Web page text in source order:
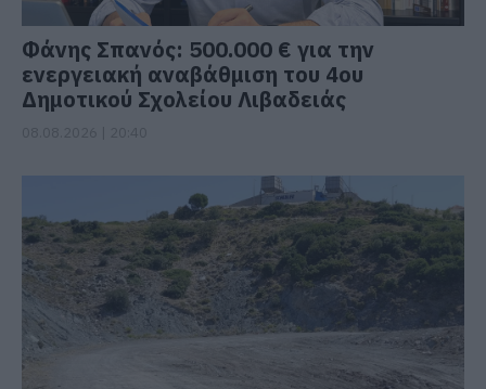
Φάνης Σπανός: 500.000 € για την
ενεργειακή αναβάθμιση του 4ου
Δημοτικού Σχολείου Λιβαδειάς